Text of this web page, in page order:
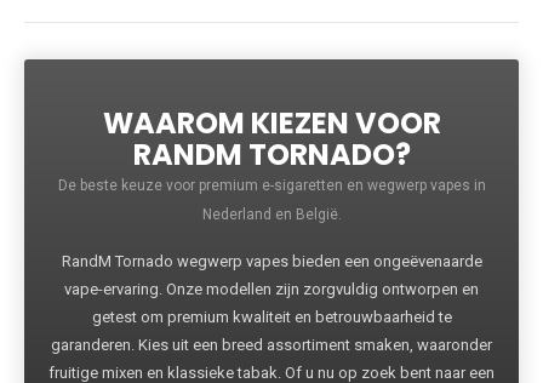
WAAROM KIEZEN VOOR
RANDM TORNADO?
De beste keuze voor premium e-sigaretten en wegwerp vapes in
Nederland en België.
RandM Tornado wegwerp vapes bieden een ongeëvenaarde
vape-ervaring. Onze modellen zijn zorgvuldig ontworpen en
getest om premium kwaliteit en betrouwbaarheid te
garanderen. Kies uit een breed assortiment smaken, waaronder
fruitige mixen en klassieke tabak. Of u nu op zoek bent naar een